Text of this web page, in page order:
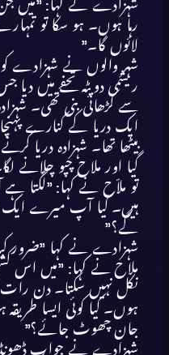
شہزادے نے کہا: ”میں
رہا ہوں۔ ہو سکا تو
لائوں گا۔”
شہر والوں نے
ریشمی دوپٹہ تحفے میں
سے کڑھائی بنی تھی۔
ایک دریا کے کنارے
بیٹھا تھا۔ شہزادہ دریا
گیا اور ملاح چپو چلانے
تو ملاّح نے کہا: ”لگتا
ہیں۔ کیا آپ میرے ایک
گے؟”
شہزادے نے کہا ”ضرور
ملاح نے کہا: ”میں اس
نکل نہیں سکتا۔ دن رات
ہوں۔ کیا کوئی ایسا
جان چھوٹ جائے؟”
شہزادے نے جواب